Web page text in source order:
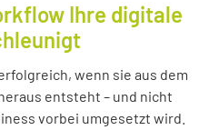
Ihre digitale
wenn sie aus dem
entsteht – und nicht
vorbei umgesetzt wird.